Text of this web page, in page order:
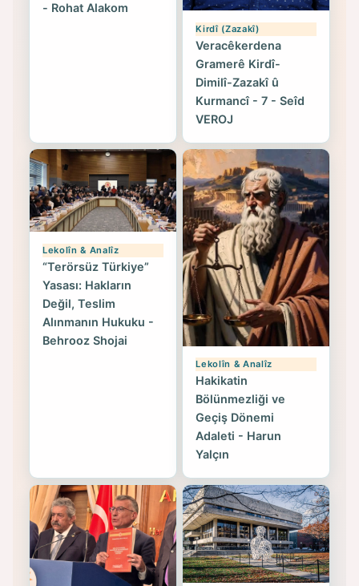
- Rohat Alakom
Kirdî (Zazakî)
Veracêkerdena
Gramerê Kirdî-
Dimilî-Zazakî û
Kurmancî - 7 - Seîd
VEROJ
Lekolîn & Analîz
“Terörsüz Türkiye”
Yasası: Hakların
Değil, Teslim
Alınmanın Hukuku -
Behrooz Shojai
Lekolîn & Analîz
Hakikatin
Bölünmezliği ve
Geçiş Dönemi
Adaleti - Harun
Yalçın